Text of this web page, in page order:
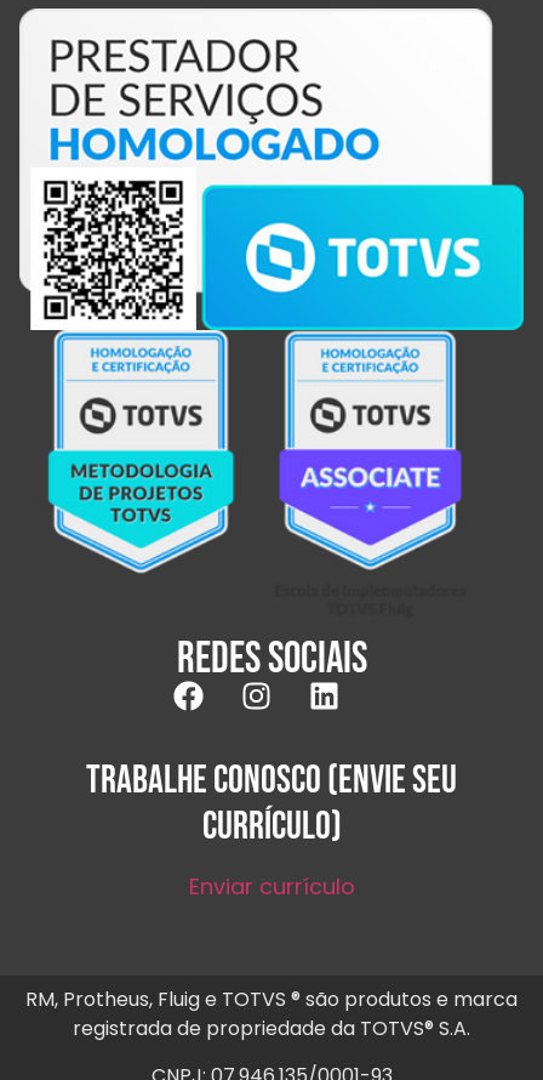
Redes sociais
TRABALHE CONOSCO (ENVIE SEU
CURRÍCULO)
Enviar currículo
RM, Protheus, Fluig e TOTVS ® são produtos e marca
registrada de propriedade da TOTVS® S.A.